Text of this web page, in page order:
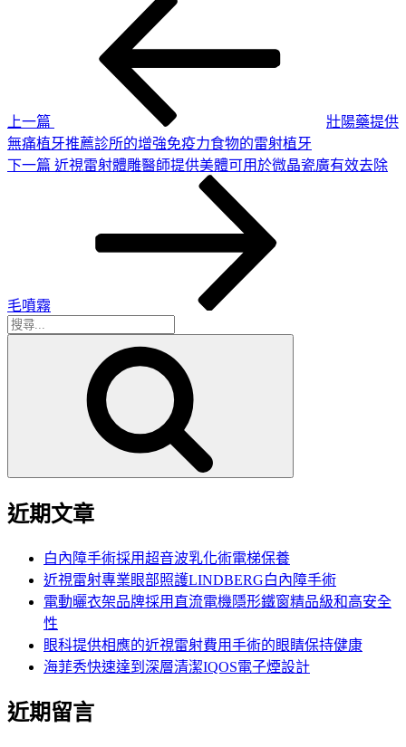
上一篇
壯陽藥提供
無痛植牙推薦診所的增強免疫力食物的雷射植牙
下
下一篇 近視雷射體雕醫師提供美體可用於微晶瓷廣有效去除
毛噴霧
搜
近期文章
白內障手術採用超音波乳化術電梯保養
近視雷射專業眼部照護LINDBERG白內障手術
電動曬衣架品牌採用直流電機隱形鐵窗精品級和高安全
性
眼科提供相應的近視雷射費用手術的眼睛保持健康
海菲秀快速達到深層清潔IQOS電子煙設計
近期留言